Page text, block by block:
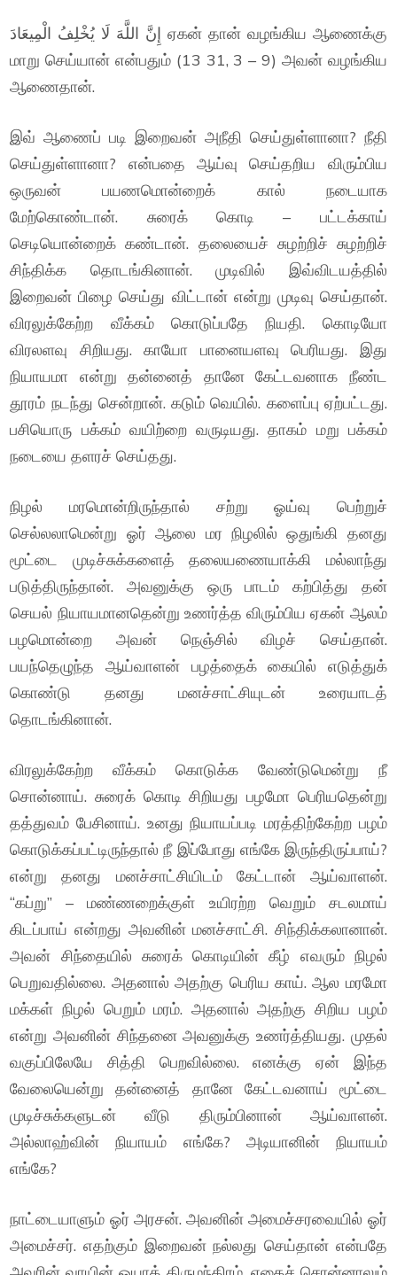
إِنَّ اللَّهَ لَا يُخْلِفُ الْمِيعَادَ ஏகன் தான் வழங்கிய ஆணைக்கு
மாறு செய்யான் என்பதும் (13 31, 3 – 9) அவன் வழங்கிய
ஆணைதான்.
இவ் ஆணைப் படி இறைவன் அநீதி செய்துள்ளானா? நீதி
செய்துள்ளானா? என்பதை ஆய்வு செய்தறிய விரும்பிய
ஒருவன் பயணமொன்றைக் கால் நடையாக
மேற்கொண்டான். சுரைக் கொடி – பட்டக்காய்
செடியொன்றைக் கண்டான். தலையைச் சுழற்றிச் சுழற்றிச்
சிந்திக்க தொடங்கினான். முடிவில் இவ்விடயத்தில்
இறைவன் பிழை செய்து விட்டான் என்று முடிவு செய்தான்.
விரலுக்கேற்ற வீக்கம் கொடுப்பதே நியதி. கொடியோ
விரலளவு சிறியது. காயோ பானையளவு பெரியது. இது
நியாயமா என்று தன்னைத் தானே கேட்டவனாக நீண்ட
தூரம் நடந்து சென்றான். கடும் வெயில். களைப்பு ஏற்பட்டது.
பசியொரு பக்கம் வயிற்றை வருடியது. தாகம் மறு பக்கம்
நடையை தளரச் செய்தது.
நிழல் மரமொன்றிருந்தால் சற்று ஓய்வு பெற்றுச்
செல்லலாமென்று ஓர் ஆலை மர நிழலில் ஒதுங்கி தனது
மூட்டை முடிச்சுக்களைத் தலையணையாக்கி மல்லாந்து
படுத்திருந்தான். அவனுக்கு ஒரு பாடம் கற்பித்து தன்
செயல் நியாயமானதென்று உணர்த்த விரும்பிய ஏகன் ஆலம்
பழமொன்றை அவன் நெஞ்சில் விழச் செய்தான்.
பயந்தெழுந்த ஆய்வாளன் பழத்தைக் கையில் எடுத்துக்
கொண்டு தனது மனச்சாட்சியுடன் உரையாடத்
தொடங்கினான்.
விரலுக்கேற்ற வீக்கம் கொடுக்க வேண்டுமென்று நீ
சொன்னாய். சுரைக் கொடி சிறியது பழமோ பெரியதென்று
தத்துவம் பேசினாய். உனது நியாயப்படி மரத்திற்கேற்ற பழம்
கொடுக்கப்பட்டிருந்தால் நீ இப்போது எங்கே இருந்திருப்பாய்?
என்று தனது மனச்சாட்சியிடம் கேட்டான் ஆய்வாளன்.
“கப்று” – மண்ணறைக்குள் உயிரற்ற வெறும் சடலமாய்
கிடப்பாய் என்றது அவனின் மனச்சாட்சி. சிந்திக்கலானான்.
அவன் சிந்தையில் சுரைக் கொடியின் கீழ் எவரும் நிழல்
பெறுவதில்லை. அதனால் அதற்கு பெரிய காய். ஆல மரமோ
மக்கள் நிழல் பெறும் மரம். அதனால் அதற்கு சிறிய பழம்
என்று அவனின் சிந்தனை அவனுக்கு உணர்த்தியது. முதல்
வகுப்பிலேயே சித்தி பெறவில்லை. எனக்கு ஏன் இந்த
வேலையென்று தன்னைத் தானே கேட்டவனாய் மூட்டை
முடிச்சுக்களுடன் வீடு திரும்பினான் ஆய்வாளன்.
அல்லாஹ்வின் நியாயம் எங்கே? அடியானின் நியாயம்
எங்கே?
நாட்டையாளும் ஓர் அரசன். அவனின் அமைச்சரவையில் ஓர்
அமைச்சர். எதற்கும் இறைவன் நல்லது செய்தான் என்பதே